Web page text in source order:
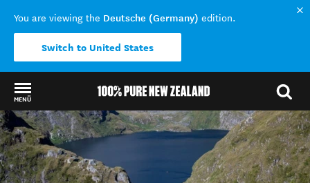
You are viewing the Deutsche (Germany) edition.
Switch to United States
MENÜ
Back to my results